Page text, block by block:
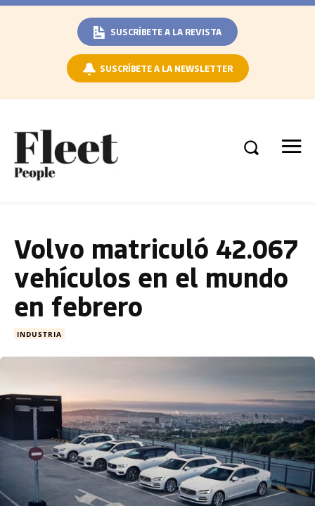
SUSCRÍBETE A LA REVISTA
SUSCRÍBETE A LA NEWSLETTER
Volvo matriculó 42.067
vehículos en el mundo
en febrero
INDUSTRIA